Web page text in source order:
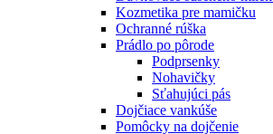
Kozmetika pre mamičku
Ochranné rúška
Prádlo po pôrode
Podprsenky
Nohavičky
Sťahujúci pás
Dojčiace vankúše
Pomôcky na dojčenie